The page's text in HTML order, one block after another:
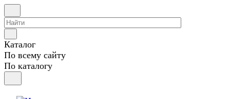
Каталог
По всему сайту
По каталогу